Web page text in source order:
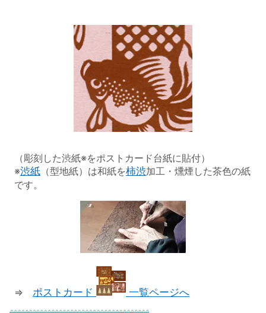
（彫刻した渋紙※をポストカード台紙に貼付）
※渋紙 （型地紙）は和紙を柿渋加工・燻煙した茶色の紙
です。
⇒ ポストカード 一覧ページへ